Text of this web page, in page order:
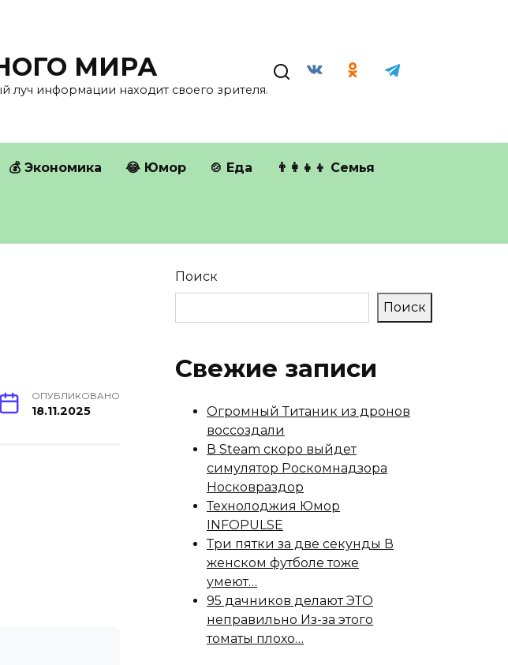
МИРА
луч информации находит своего зрителя.
💰 Экономика 😂 Юмор 🍲 Еда 👨‍👩‍👧‍👦 Семья
ОПУБЛИКОВАНО
18.11.2025
Поиск
Поиск
Свежие записи
Огромный Титаник из дронов
воссоздали
В Steam скоро выйдет
симулятор Роскомнадзора
Носковраздор
Технолоджия Юмор
INFOPULSE
Три пятки за две секунды В
женском футболе тоже
умеют…
95 дачников делают ЭТО
неправильно Из-за этого
томаты плохо…